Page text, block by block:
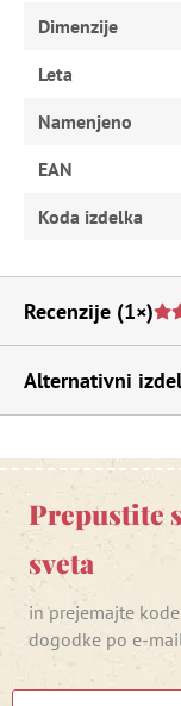
Dimenzije
Leta
Namenjeno
EAN
Koda izdelka
Recenzije (1×)
Alternativni
Prepustite
sveta
in prejemajte
dogodke po e-